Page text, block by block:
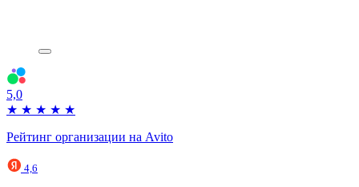
5,0
★ ★ ★ ★ ★
Рейтинг организации на Avito
4,6